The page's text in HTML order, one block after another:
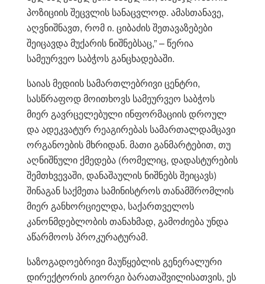
პოზიციის შეცვლის სანაცვლოდ. ამასთანავე,
აღვნიშნავთ, რომ ი. ციბაძის შეთავაზებები
შეიცავდა მუქარის ნიშნებსაც,” – წერია
სამეურვეო საბჭოს განცხადებაში.
საიას მედიის სამართლებრივი ცენტრი,
სასწრაფოდ მოითხოვს სამეურვეო საბჭოს
მიერ გავრცელებული ინფორმაციის დროულ
და ადეკვატურ რეაგირებას სამართალდამცავი
ორგანოების მხრიდან. მათი განმარტებით, თუ
აღნიშნული ქმედება (რომელიც, დადასტურების
შემთხვევაში, დანაშაულის ნიშნებს შეიცავს)
შინაგან საქმეთა სამინისტროს თანამშრომლის
მიერ განხორციელდა, საქართველოს
კანონმდებლობის თანახმად, გამოძიება უნდა
აწარმოოს პროკურატურამ.
საზოგადოებრივი მაუწყებლის გენერალური
დირექტორის გიორგი ბარათაშვილისათვის, ეს